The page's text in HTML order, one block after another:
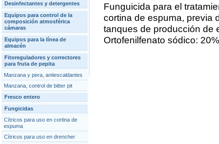
Desinfectantes y detergentes
Equipos para control de la
composición atmosférica
cámaras
Equipos para la línea de
almacén
Fitoreguladores y correctores
para fruta de pepita
Manzana y pera, antiescaldantes
Manzana, control de bitter pit
Fresco entero
Fungicidas
Cítricos para uso en cortina de
espuma
Cítricos para uso en drencher
Funguicida para el
cortina de espuma, previa
tanques de producción de
Ortofenilfenato sódico: